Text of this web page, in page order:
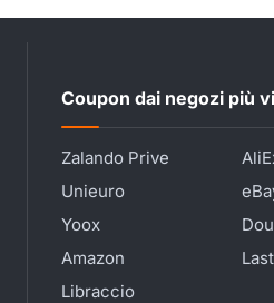
Coupon dai negozi più
Zalando Prive
Unieuro
Yoox
Amazon
Libraccio